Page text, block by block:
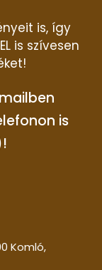
is, így
is szívesen
is
Komló,